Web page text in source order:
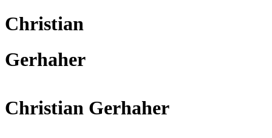
Christian
Gerhaher
Christian Gerhaher